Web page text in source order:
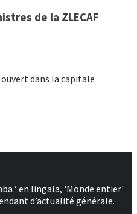
de la ZLECAF
dans la capitale
‘ en lingala, 'Monde entier'
d’actualité générale.